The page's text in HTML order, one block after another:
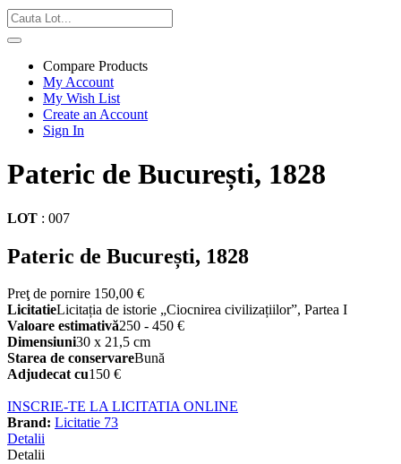
Compare Products
My Account
My Wish List
Create an Account
Sign In
Pateric de București, 1828
LOT : 007
Pateric de București, 1828
Preţ de pornire 150,00 €
LicitatieLicitația de istorie „Ciocnirea civilizațiilor”, Partea I
Valoare estimativă250 - 450 €
Dimensiuni30 x 21,5 cm
Starea de conservareBună
Adjudecat cu150 €
INSCRIE-TE LA LICITATIA ONLINE
Brand: Licitatie 73
Detalii
Detalii